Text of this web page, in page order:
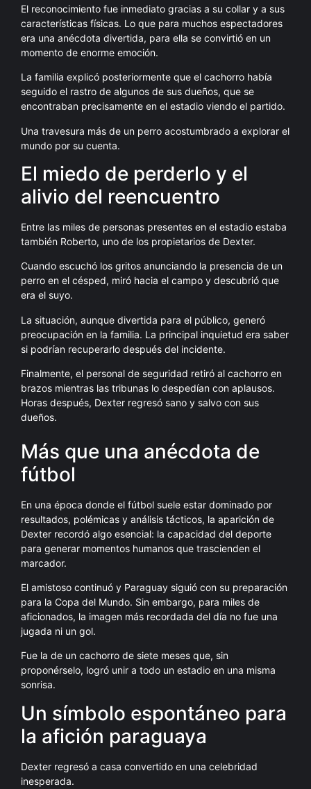
El reconocimiento fue inmediato gracias a su collar y a sus
características físicas. Lo que para muchos espectadores
era una anécdota divertida, para ella se convirtió en un
momento de enorme emoción.
La familia explicó posteriormente que el cachorro había
seguido el rastro de algunos de sus dueños, que se
encontraban precisamente en el estadio viendo el partido.
Una travesura más de un perro acostumbrado a explorar el
mundo por su cuenta.
El miedo de perderlo y el
alivio del reencuentro
Entre las miles de personas presentes en el estadio estaba
también Roberto, uno de los propietarios de Dexter.
Cuando escuchó los gritos anunciando la presencia de un
perro en el césped, miró hacia el campo y descubrió que
era el suyo.
La situación, aunque divertida para el público, generó
preocupación en la familia. La principal inquietud era saber
si podrían recuperarlo después del incidente.
Finalmente, el personal de seguridad retiró al cachorro en
brazos mientras las tribunas lo despedían con aplausos.
Horas después, Dexter regresó sano y salvo con sus
dueños.
Más que una anécdota de
fútbol
En una época donde el fútbol suele estar dominado por
resultados, polémicas y análisis tácticos, la aparición de
Dexter recordó algo esencial: la capacidad del deporte
para generar momentos humanos que trascienden el
marcador.
El amistoso continuó y Paraguay siguió con su preparación
para la Copa del Mundo. Sin embargo, para miles de
aficionados, la imagen más recordada del día no fue una
jugada ni un gol.
Fue la de un cachorro de siete meses que, sin
proponérselo, logró unir a todo un estadio en una misma
sonrisa.
Un símbolo espontáneo para
la afición paraguaya
Dexter regresó a casa convertido en una celebridad
inesperada.